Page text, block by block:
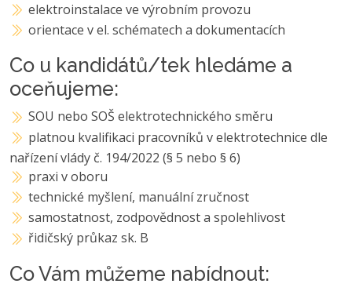
elektroinstalace ve výrobním provozu
orientace v el. schématech a dokumentacích
Co u kandidátů/tek hledáme a
oceňujeme:
SOU nebo SOŠ elektrotechnického směru
platnou kvalifikaci pracovníků v elektrotechnice dle
nařízení vlády č. 194/2022 (§ 5 nebo § 6)
praxi v oboru
technické myšlení, manuální zručnost
samostatnost, zodpovědnost a spolehlivost
řidičský průkaz sk. B
Co Vám můžeme nabídnout: